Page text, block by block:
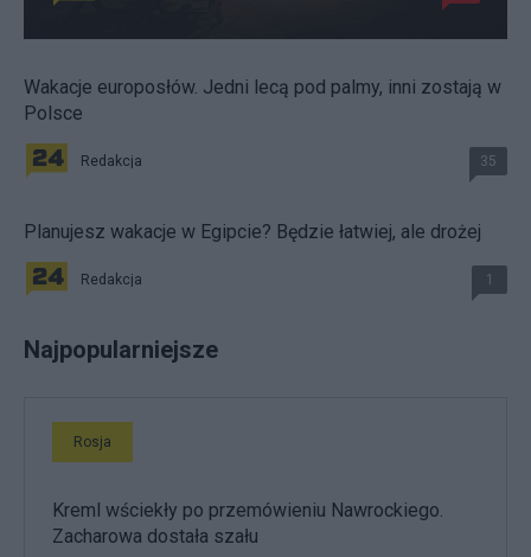
Wakacje europosłów. Jedni lecą pod palmy, inni zostają w
Polsce
Redakcja 35
Planujesz wakacje w Egipcie? Będzie łatwiej, ale drożej
Redakcja 1
Najpopularniejsze
Rosja
Kreml wściekły po przemówieniu Nawrockiego.
Zacharowa dostała szału